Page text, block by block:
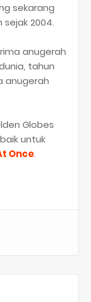
sekarang
2004.
anugerah
tahun
anugerah
Globes
untuk
Once.